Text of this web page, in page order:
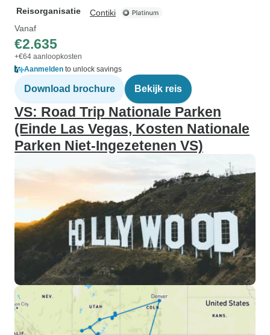
Reisorganisatie
Contiki
Vanaf
€2.635
+€64 aanloopkosten
Aanmelden to unlock savings
Download brochure Bekijk reis
VS: Road Trip Nationale Parken
(Einde Las Vegas, Kosten Nationale
Parken Niet-Ingezetenen VS)